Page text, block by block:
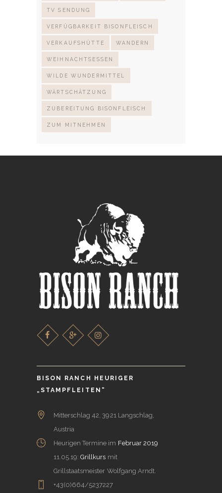
TV SENDUNG
VERFÜGBARKEIT BISONFLEISCH
VERKAUFSHÜTTE WANDERN
WEIHNACHTSESSEN
WILDE WUNDERMITTEL
WÄRTSCHÄTZUNG
ZUBEREITUNG BISONFLEISCH
ZUM MITNEHMEN
BISON RANCH HEURIGER
„STAMPFLEITEN“
Mitterschlag 42, 3921 Langschlag,
Austria
Heurigen Termine im Februar 2019
11.05.19:Grillkurs mit
Grillstaatsmeister Wolfgang Arndt.
+43(0)664/5237227